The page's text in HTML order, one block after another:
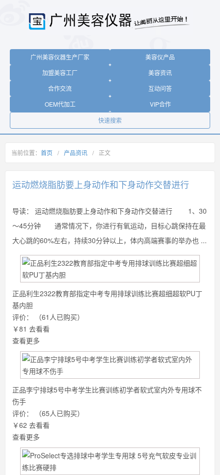
广州美容仪器生产厂家
美容仪产品
加盟美容工厂
美容资讯
合作交流
互动问答
OEM代加工
VIP合作
快速搜索
当前位置： 首页 / 产品资讯 / 正文
运动燃烧脂肪要上身动作和下身动作交替进行
导读：
运动燃烧脂肪要上身动作和下身动作交替进行 1、30
～45分钟 通常情况下，你进行有氧运动，目标心跳保持在最
大心跳的60%左右，持续30分钟以上，体内高端赛事的举办也 ...
正品利生2322教育部指定中考专用排球训练比赛超细超软PU丁
基内胆
评价：
（61人已购买）
￥81 去看看
查看更多
正品李宁排球5号中考学生比赛训练初学者软式室内外专用球不
伤手
评价：
（65人已购买）
￥62 去看看
查看更多